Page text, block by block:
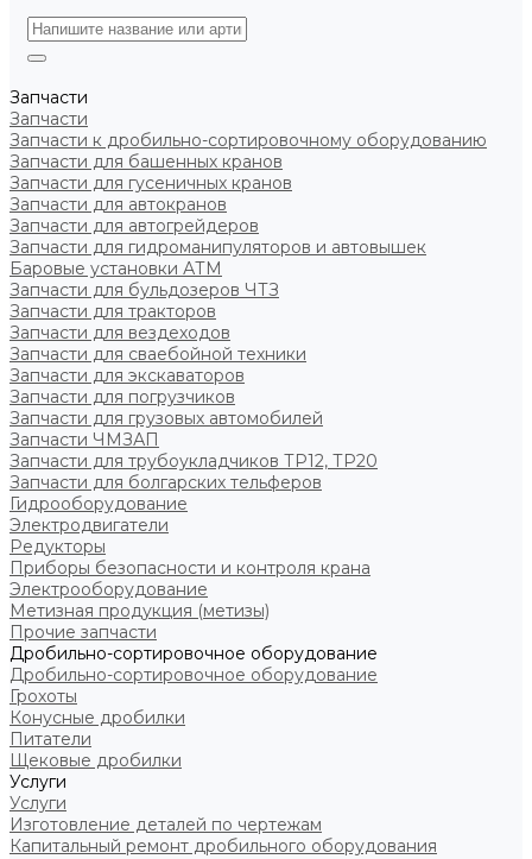
Запчасти
Запчасти
Запчасти к дробильно-сортировочному оборудованию
Запчасти для башенных кранов
Запчасти для гусеничных кранов
Запчасти для автокранов
Запчасти для автогрейдеров
Запчасти для гидроманипуляторов и автовышек
Баровые установки АТМ
Запчасти для бульдозеров ЧТЗ
Запчасти для тракторов
Запчасти для вездеходов
Запчасти для сваебойной техники
Запчасти для экскаваторов
Запчасти для погрузчиков
Запчасти для грузовых автомобилей
Запчасти ЧМЗАП
Запчасти для трубоукладчиков ТР12, ТР20
Запчасти для болгарских тельферов
Гидрооборудование
Электродвигатели
Редукторы
Приборы безопасности и контроля крана
Электрооборудование
Метизная продукция (метизы)
Прочие запчасти
Дробильно-сортировочное оборудование
Дробильно-сортировочное оборудование
Грохоты
Конусные дробилки
Питатели
Щековые дробилки
Услуги
Услуги
Изготовление деталей по чертежам
Капитальный ремонт дробильного оборудования